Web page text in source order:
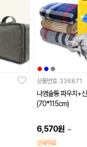
상품번호 336871
나염술통 파우치+
(70*115cm)
6,570원 ~
인쇄무료